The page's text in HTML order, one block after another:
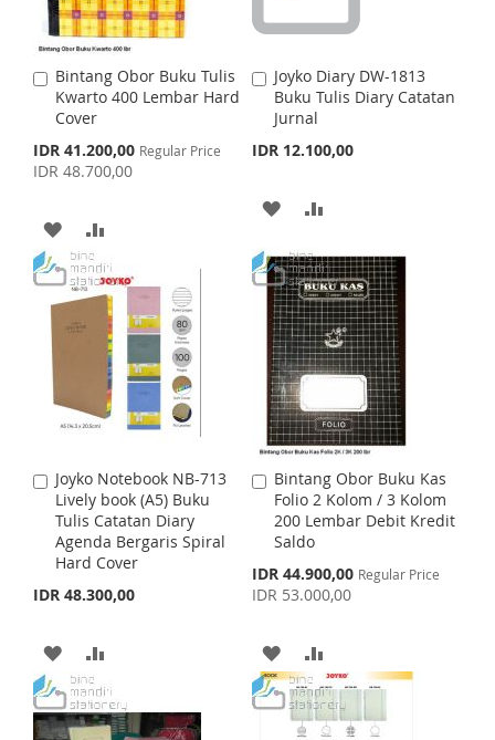
I
S
H
L
S
T
O
M
A
W
S
I
S
T
C
M
Bintang Obor Buku Tulis
Kwarto 400 Lembar Hard
Cover
S
p
e
l
P
r
IDR 41.200,00 Regular Price
IDR 48.700,00
A
d
d
o
C
r
t
A
D
D
W
S
H
L
S
T
D
D
T
O
C
M
P
A
Joyko Diary DW-1813
Buku Tulis Diary Catatan
Jurnal
IDR 12.100,00
A
d
d
o
a
r
A
D
T
O
W
I
S
H
L
I
T
D
T
O
O
M
P
R
Joyko Notebook NB-713
Lively book (A5) Buku
Tulis Catatan Diary
Agenda Bergaris Spiral
Hard Cover
IDR 48.300,00
A
d
d
t
o
a
tA
D
D
D
D
Bintang Obor Buku Kas
Folio 2 Kolom / 3 Kolom
200 Lembar Debit Kredit
Saldo
S
p
e
l
P
r
IDR 44.900,00 Regular Price
IDR 53.000,00
A
d
d
t
C
a
tA
D
D
D
D